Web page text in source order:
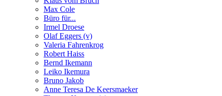
Max Cole
Büro für...
Irmel Droese
Olaf Eggers (v)
Valeria Fahrenkrog
Robert Haiss
Bernd Ikemann
Leiko Ikemura
Bruno Jakob
Anne Teresa De Keersmaeker